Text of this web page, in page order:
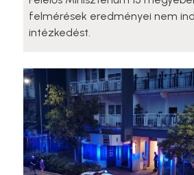
felmérések eredményei nem
intézkedést.